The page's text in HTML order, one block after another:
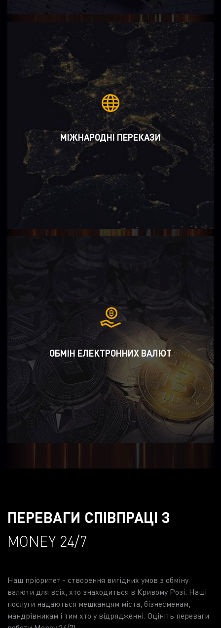
МІЖНАРОДНІ ПЕРЕКАЗИ
ОБМІН ЕЛЕКТРОННИХ ВАЛЮТ
ПЕРЕВАГИ СПІВПРАЦІ З
MONEY 24/7
Наш пріоритет - створення вигідних умов з обміну
валюти для всіх, хто знаходиться в Кривому Розі. Наші
послуги надаються мешканцям міста, бізнесменам,
мандрівникам і тим хто у відрядженні. Оцініть переваги